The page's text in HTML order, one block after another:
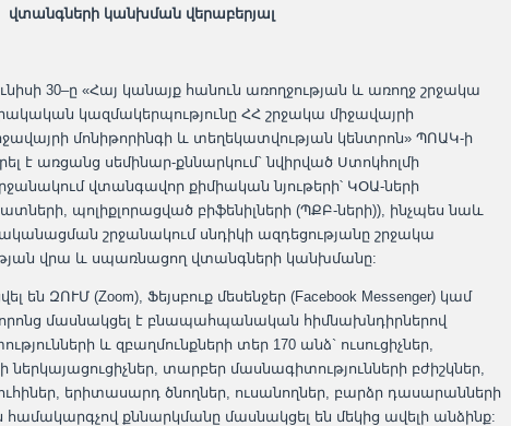
վտանգների կանխման վերաբերյալ
30–ը «Հայ կանայք հանուն առողջության և առողջ շրջակա
կազմակերպությունը ՀՀ շրջակա միջավայրի
մոնիթորինգի և տեղեկատվության կենտրոն» ՊՈԱԿ-ի
է առցանց սեմինար-քննարկում` նվիրված Ստոկհոլմի
վտանգավոր քիմիական նյութերի՝ ԿՕԱ-ների
պոլիքլորացված բիֆենիլների (ՊՔԲ-ների)), ինչպես նաև
շրջանակում սնդիկի ազդեցությանը շրջակա
վրա և սպառնացող վտանգների կանխմանը:
են ԶՈՒՄ (Zoom), Ֆեյսբուք մեսենջեր (Facebook Messenger) կամ
որոնց մասնակցել է բնապահպանական հիմնախնդիրներով
և զբաղմունքների տեր 170 անձ` ուսուցիչներ,
տարբեր մասնագիտությունների բժիշկներ,
երիտասարդ ծնողներ, ուսանողներ, բարձր դասարանների
համակարգչով քննարկմանը մասնակցել են մեկից ավելի անձինք: